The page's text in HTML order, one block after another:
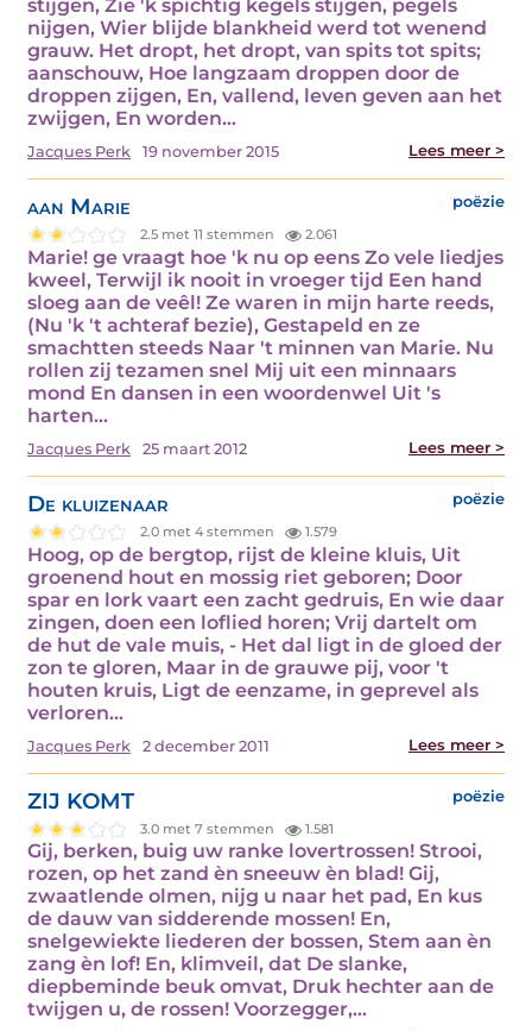
stijgen, Zie 'k spichtig kegels stijgen, pegels
nijgen, Wier blijde blankheid werd tot wenend
grauw. Het dropt, het dropt, van spits tot spits;
aanschouw, Hoe langzaam droppen door de
droppen zijgen, En, vallend, leven geven aan het
zwijgen, En worden…
Jacques Perk 19 november 2015 Lees meer >
aan Marie poëzie
2.5 met 11 stemmen 2.061
Marie! ge vraagt hoe 'k nu op eens Zo vele liedjes
kweel, Terwijl ik nooit in vroeger tijd Een hand
sloeg aan de veêl! Ze waren in mijn harte reeds,
(Nu 'k 't achteraf bezie), Gestapeld en ze
smachtten steeds Naar 't minnen van Marie. Nu
rollen zij tezamen snel Mij uit een minnaars
mond En dansen in een woordenwel Uit 's
harten…
Jacques Perk 25 maart 2012 Lees meer >
De kluizenaar poëzie
2.0 met 4 stemmen 1.579
Hoog, op de bergtop, rijst de kleine kluis, Uit
groenend hout en mossig riet geboren; Door
spar en lork vaart een zacht gedruis, En wie daar
zingen, doen een loflied horen; Vrij dartelt om
de hut de vale muis, - Het dal ligt in de gloed der
zon te gloren, Maar in de grauwe pij, voor 't
houten kruis, Ligt de eenzame, in geprevel als
verloren…
Jacques Perk 2 december 2011 Lees meer >
ZIJ KOMT poëzie
3.0 met 7 stemmen 1.581
Gij, berken, buig uw ranke lovertrossen! Strooi,
rozen, op het zand èn sneeuw èn blad! Gij,
zwaatlende olmen, nijg u naar het pad, En kus
de dauw van sidderende mossen! En,
snelgewiekte liederen der bossen, Stem aan èn
zang èn lof! En, klimveil, dat De slanke,
diepbeminde beuk omvat, Druk hechter aan de
twijgen u, de rossen! Voorzegger,…